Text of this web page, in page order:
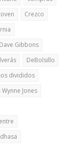
Crezco
Dave Gibbons
DeBolsillo
divididos
Wynne Jones